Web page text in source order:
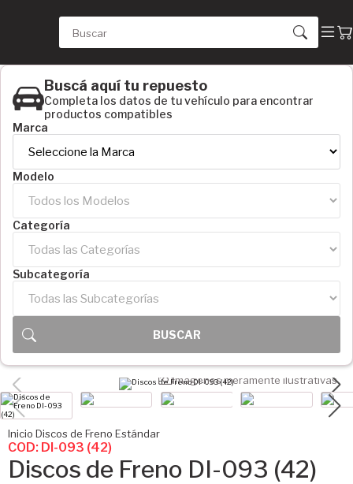
Buscá aquí tu repuesto
Completa los datos de tu vehículo para encontrar
productos compatibles
Marca
Modelo
Categoría
Subcategoría
Imágenes meramente ilustrativas
Inicio Discos de Freno Estándar
COD: DI-093 (42)
Discos de Freno DI-093 (42)